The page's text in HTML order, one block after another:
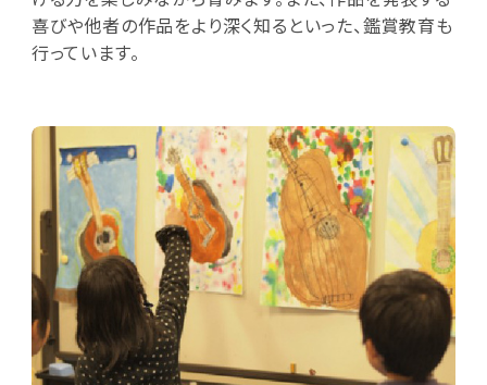
喜びや他者の作品をより深く知るといった、鑑賞教育も
行っています。